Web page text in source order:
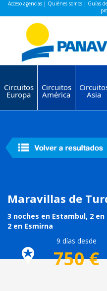
Acceso agencias | Quiénes somos | Guías
Circuitos
Europa
Circuitos
América Asia
Maravillas de
3 noches en Estambul, 2
2 en Esmirna
9 días desde
750€